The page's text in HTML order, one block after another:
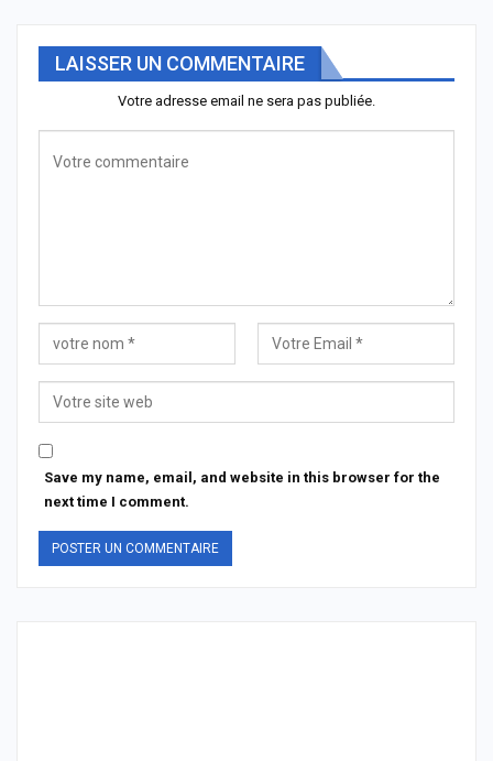
LAISSER UN COMMENTAIRE
Votre adresse email ne sera pas publiée.
Save my name, email, and website in this browser for the
next time I comment.